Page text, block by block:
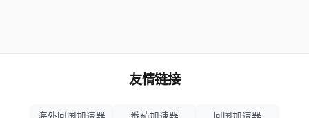
友情链接